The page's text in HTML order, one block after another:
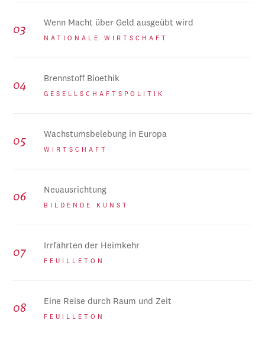
Wenn Macht über Geld ausgeübt wird
NATIONALE WIRTSCHAFT
Brennstoff Bioethik
GESELLSCHAFTSPOLITIK
Wachstumsbelebung in Europa
WIRTSCHAFT
Neuausrichtung
BILDENDE KUNST
Irrfahrten der Heimkehr
FEUILLETON
Eine Reise durch Raum und Zeit
FEUILLETON